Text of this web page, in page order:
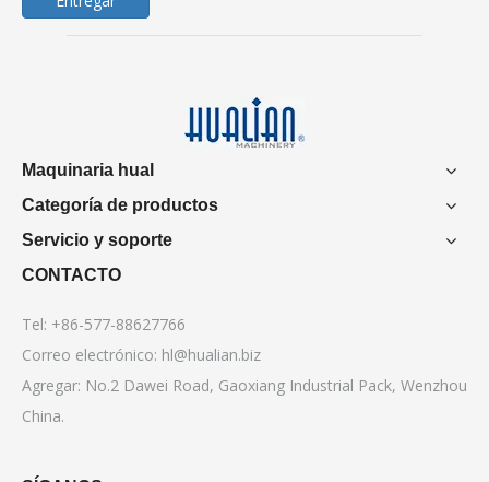
Maquinaria hual
Categoría de productos
Servicio y soporte
CONTACTO
Tel: +86-577-88627766
Correo electrónico: hl@hualian.biz
Agregar: No.2 Dawei Road, Gaoxiang Industrial Pack, Wenzhou
China.